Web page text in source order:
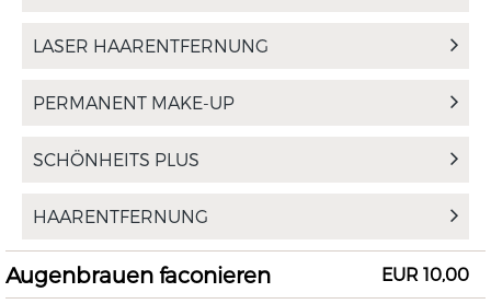
LASER HAARENTFERNUNG
PERMANENT MAKE-UP
SCHÖNHEITS PLUS
HAARENTFERNUNG
Augenbrauen faconieren EUR 10,00